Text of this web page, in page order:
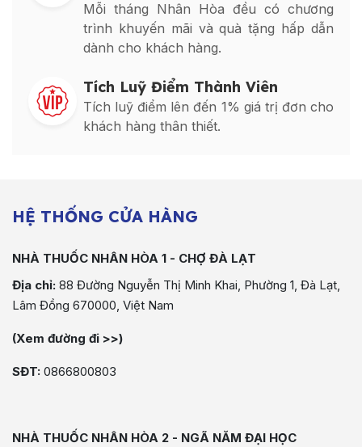
Mỗi tháng Nhân Hòa đều có chương
trình khuyến mãi và quà tặng hấp dẫn
dành cho khách hàng.
Tích Luỹ Điểm Thành Viên
Tích luỹ điểm lên đến 1% giá trị đơn cho
khách hàng thân thiết.
HỆ THỐNG CỬA HÀNG
NHÀ THUỐC NHÂN HÒA 1 - CHỢ ĐÀ LẠT
Địa chỉ: 88 Đường Nguyễn Thị Minh Khai, Phường 1, Đà Lạt,
Lâm Đồng 670000, Việt Nam
(Xem đường đi >>)
SĐT: 0866800803
NHÀ THUỐC NHÂN HÒA 2 - NGÃ NĂM ĐẠI HỌC